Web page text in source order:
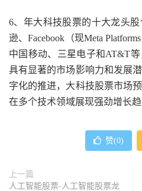
6、年大科技股票的十大龙头
逊、Facebook（现Meta
中国移动、三星电子和AT&T
具有显著的市场影响力和发展
字化的推进，大科技股票市场
在多个技术领域展现强劲增长趋
赞(0)
上一篇
人工智能股票-人工智能股票龙